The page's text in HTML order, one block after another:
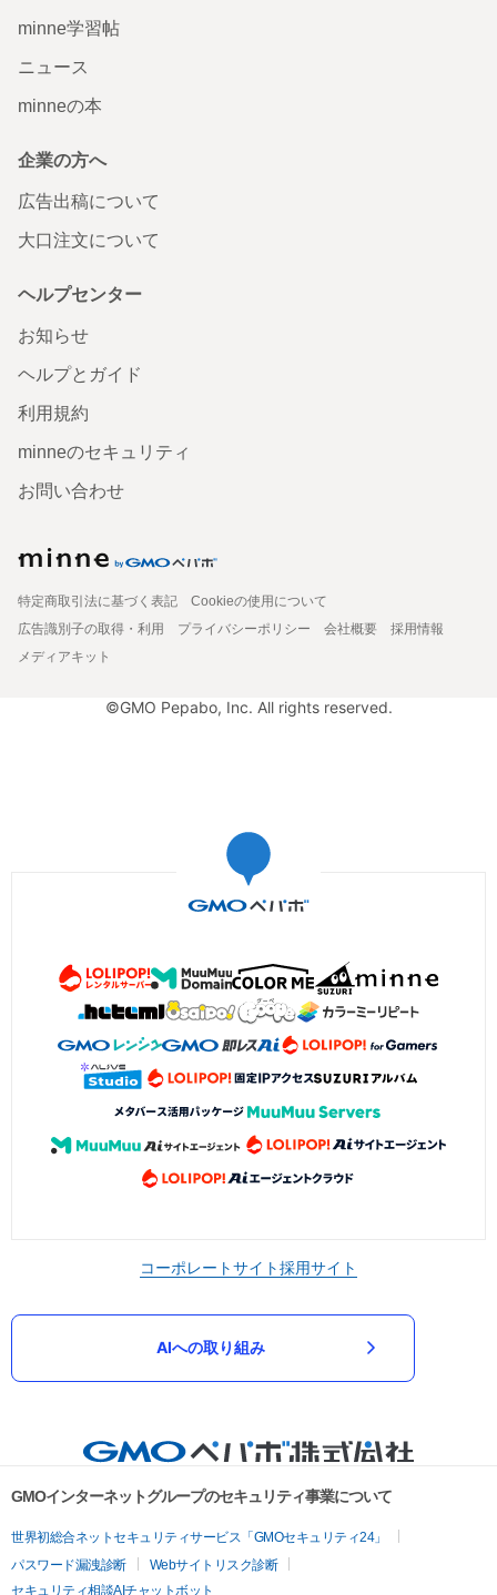
minne学習帖
ニュース
minneの本
企業の方へ
広告出稿について
大口注文について
ヘルプセンター
お知らせ
ヘルプとガイド
利用規約
minneのセキュリティ
お問い合わせ
特定商取引法に基づく表記
Cookieの使用について
広告識別子の取得・利用
プライバシーポリシー 会社概要
採用情報
メディアキット
©GMO Pepabo, Inc. All rights reserved.
コーポレートサイト採用サイト
AIへの取り組み
GMOインターネットグループのセキュリティ事業について
世界初総合ネットセキュリティサービス「GMOセキュリティ24」
パスワード漏洩診断
Webサイトリスク診断
セキュリティ相談AIチャットボット